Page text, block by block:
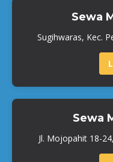
Sewa
Sugihwaras, Kec.
Sewa
Jl. Mojopahit 18-